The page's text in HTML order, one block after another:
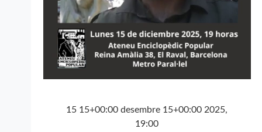
15 15+00:00 desembre 15+00:00 2025,
19:00